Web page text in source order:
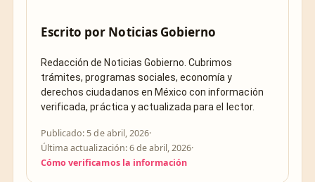
Escrito por Noticias Gobierno
Redacción de Noticias Gobierno. Cubrimos
trámites, programas sociales, economía y
derechos ciudadanos en México con información
verificada, práctica y actualizada para el lector.
Publicado: 5 de abril, 2026·
Última actualización: 6 de abril, 2026·
Cómo verificamos la información